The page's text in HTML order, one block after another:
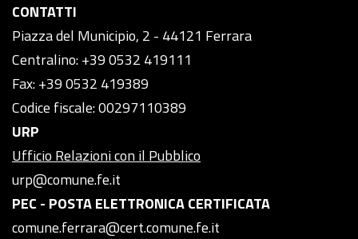
CONTATTI
Piazza del Municipio, 2 - 44121 Ferrara
Centralino: +39 0532 419111
Fax: +39 0532 419389
Codice fiscale: 00297110389
URP
Ufficio Relazioni con il Pubblico
urp@comune.fe.it
PEC - POSTA ELETTRONICA CERTIFICATA
comune.ferrara@cert.comune.fe.it